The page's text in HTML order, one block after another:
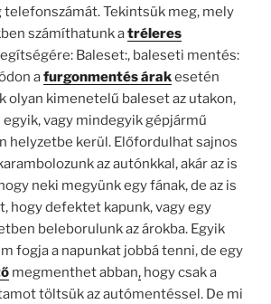
Tekintsük meg, mely
számíthatunk atréleres
Baleset:, baleseti mentés:
afurgonmentés árakesetén
olyan kimenetelű baleset az utakon,
egyik, vagy mindegyik gépjármű
helyzetbe kerül. Előfordulhat sajnos
az autónkkal, akár az is
neki megyünk egy fának, de az is
hogy defektet kapunk, vagy egy
beleborulunk az árokba. Egyik
fogja a napunkat jobbá tenni, de egy
megmenthet abban, hogy csak a
töltsük az autómentéssel. De mi